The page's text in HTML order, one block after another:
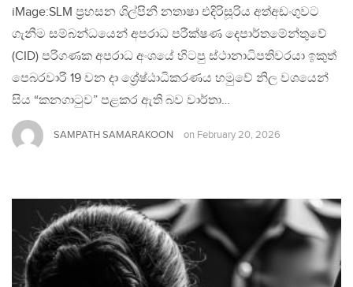
iMage:SLM ප්‍රහසන ශිල්පිනී නතාෂා එදිරිසූරිය අත්අඩංගුවට
ගැනීම සම්බන්ධයෙන් අපරාධ පරීක්ෂණ දෙපාර්තමේන්තුවේ
(CID) පරිගණක අපරාධ අංශයේ හිටපු ස්ථානාධිපතිවරයා ඉකුත්
පෙබරවාරි 19 වන දා ශ්‍රේෂ්ඨාධිකරණය හමුවේ නිල වශයෙන්
සිය “කනගාටුව” පළකර ඇති බව වාර්තා…
SAMPATH SAMARAKOON on February 20, 2026